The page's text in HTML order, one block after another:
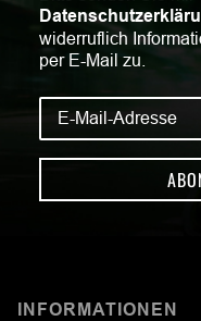
widerruflich
per E-Mail zu.
INFORMATIONEN